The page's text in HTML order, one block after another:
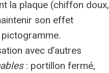
la plaque (chiffon doux,
son effet
avec d’autres
: portillon fermé,